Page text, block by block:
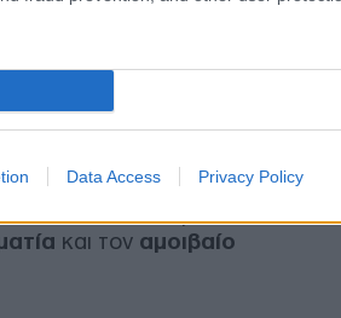
Data Access Privacy Policy
επανειλημμένα το
τον ίδιο, η μοναδική οδός
για το μέτωπο της Ρωσίας
Ανατολή— περνά
και τον αμοιβαίο